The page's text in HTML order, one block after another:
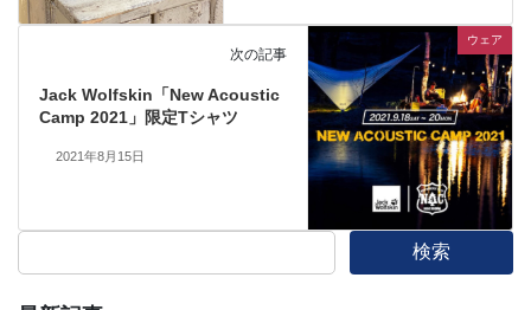
ウェア
次の記事
Jack Wolfskin「New Acoustic
Camp 2021」限定Tシャツ
2021年8月15日
検索